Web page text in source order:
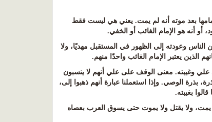
بعد موته أنه لم يمت. يعني هي ليست فقط
أو أنه هو الإمام الغائب أو الخفي.
الناس وعودته إلى الظهور في المستقبل مهديًا، ولا
الذين يعتبر الإمام الغائب واحدًا منهم.
علي وغيبته. معنى الوقف على علي أنهم لا ينسبون
بذرة الوصي. وإذا استعملنا عبارة أنهم ذهبوا إلى،
بغيبته.
يمت، ولا يقتل ولا يموت حتى يسوق العرب بعصاه